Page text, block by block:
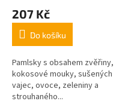
207 Kč
Do košíku
Pamlsky s obsahem zvěřiny,
kokosové mouky, sušených
vajec, ovoce, zeleniny a
strouhaného...